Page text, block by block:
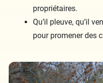
propriétaires.
Qu’il pleuve, qu’il
pour promener des